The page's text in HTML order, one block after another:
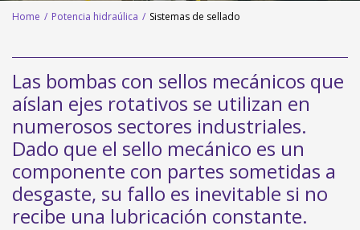
Home / Potencia hidraúlica / Sistemas de sellado
Las bombas con sellos mecánicos que
aíslan ejes rotativos se utilizan en
numerosos sectores industriales.
Dado que el sello mecánico es un
componente con partes sometidas a
desgaste, su fallo es inevitable si no
recibe una lubricación constante.